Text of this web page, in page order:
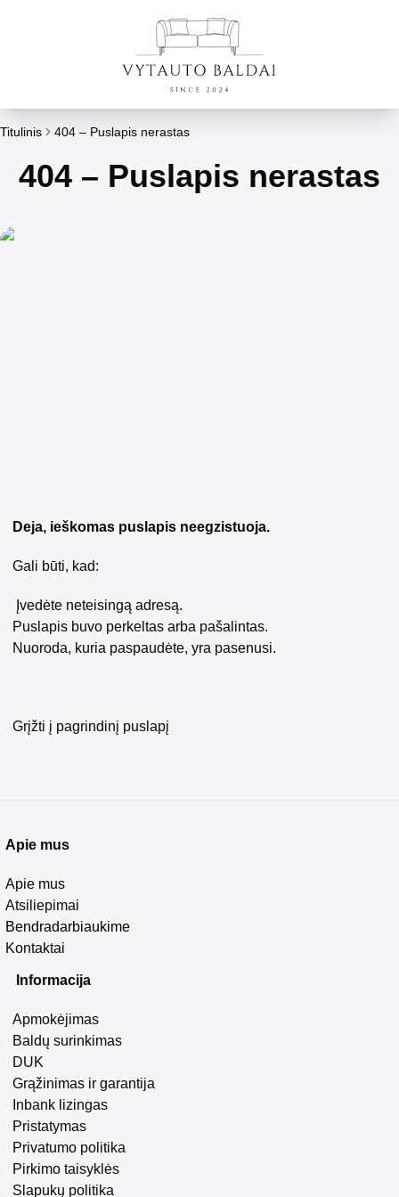
Titulinis 404 – Puslapis nerastas
404 – Puslapis nerastas
Deja, ieškomas puslapis neegzistuoja.
Gali būti, kad:
Įvedėte neteisingą adresą.
Puslapis buvo perkeltas arba pašalintas.
Nuoroda, kuria paspaudėte, yra pasenusi.
Grįžti į pagrindinį puslapį
Apie mus
Apie mus
Atsiliepimai
Bendradarbiaukime
Kontaktai
Informacija
Apmokėjimas
Baldų surinkimas
DUK
Grąžinimas ir garantija
Inbank lizingas
Pristatymas
Privatumo politika
Pirkimo taisyklės
Slapukų politika